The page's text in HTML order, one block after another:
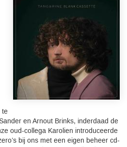
te
en Arnout Brinks, inderdaad de
oud-collega Karolien introduceerde
bij ons met een eigen beheer cd-